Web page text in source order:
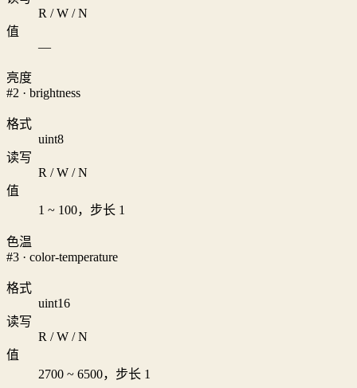
R / W / N
值
—
亮度
#2 · brightness
格式
uint8
读写
R / W / N
值
1 ~ 100，步长 1
色温
#3 · color-temperature
格式
uint16
读写
R / W / N
值
2700 ~ 6500，步长 1